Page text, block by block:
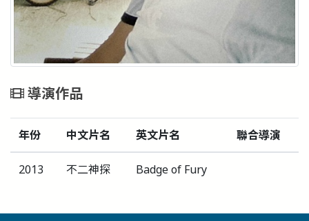
導演作品
年份 中文片名 英文片名 聯合導演
2013 不二神探 Badge of Fury